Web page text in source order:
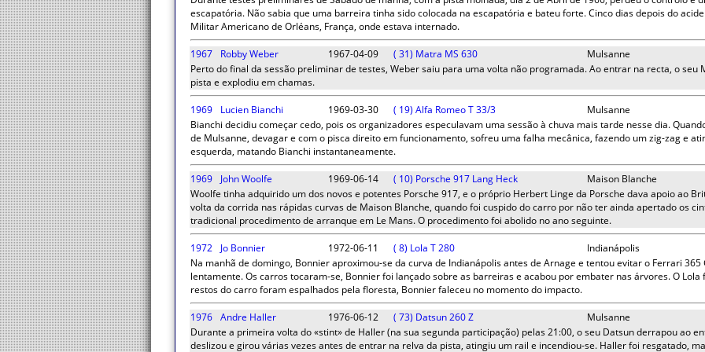
escapatória. Não sabia que uma barreira tinha sido colocada na escapatória e bateu forte. Cinco dias depois do
Militar Americano de Orléans, França, onde estava internado.
1967 Robby Weber 1967-04-09 ( 31) Matra MS 630
Mulsanne
Perto do final da sessão preliminar de testes, Weber saiu para uma volta não programada. Ao entrar na recta, o
pista e explodiu em chamas.
1969 Lucien Bianchi 1969-03-30 ( 19) Alfa Romeo T 33/3
Mulsanne
Bianchi decidiu começar cedo, pois os organizadores especulavam uma sessão à chuva mais tarde nesse dia.
de Mulsanne, devagar e com o pisca direito em funcionamento, sofreu uma falha mecânica, fazendo um zig-zag e
esquerda, matando Bianchi instantaneamente.
1969 John Woolfe 1969-06-14 ( 10) Porsche 917 Lang Heck
Maison Blanche
Woolfe tinha adquirido um dos novos e potentes Porsche 917, e o próprio Herbert Linge da Porsche dava apoio ao
volta da corrida nas rápidas curvas de Maison Blanche, quando foi cuspido do carro por não ter ainda apertado os
tradicional procedimento de arranque em Le Mans. O procedimento foi abolido no ano seguinte.
1972 Jo Bonnier 1972-06-11 ( 8) Lola T 280
Indianápolis
Na manhã de domingo, Bonnier aproximou-se da curva de Indianápolis antes de Arnage e tentou evitar o Ferrari 365
lentamente. Os carros tocaram-se, Bonnier foi lançado sobre as barreiras e acabou por embater nas árvores. O
restos do carro foram espalhados pela floresta, Bonnier faleceu no momento do impacto.
1976 Andre Haller 1976-06-12 ( 73) Datsun 260 Z
Mulsanne
Durante a primeira volta do «stint» de Haller (na sua segunda participação) pelas 21:00, o seu Datsun derrapou ao
deslizou e girou várias vezes antes de entrar na relva da pista, atingiu um rail e incendiou-se. Haller foi resgatado,